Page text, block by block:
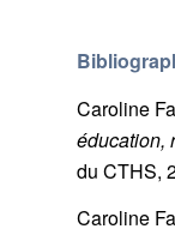
Caroline
éducation,
du CTHS,
Caroline